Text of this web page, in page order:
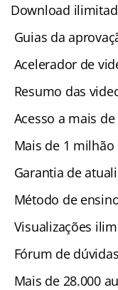
Download
Guias da
Acelerador de
Resumo das
Acesso a mais
Mais de 1 milhão
Garantia de
Método de
Visualizações
Fórum de
Mais de 28.000